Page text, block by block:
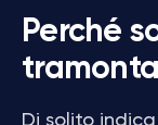
Perché
Di solito